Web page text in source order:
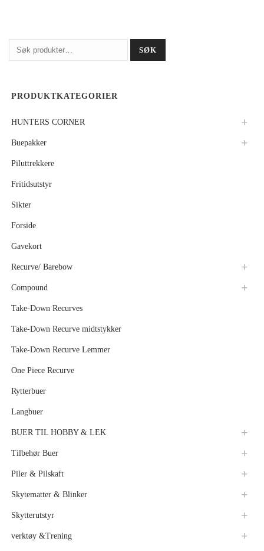
Søk
etter:
SØK
PRODUKTKATEGORIER
HUNTERS CORNER
Buepakker
Piluttrekkere
Fritidsutstyr
Sikter
Forside
Gavekort
Recurve/ Barebow
Compound
Take-Down Recurves
Take-Down Recurve midtstykker
Take-Down Recurve Lemmer
One Piece Recurve
Rytterbuer
Langbuer
BUER TIL HOBBY & LEK
Tilbehør Buer
Piler & Pilskaft
Skytematter & Blinker
Skytterutstyr
verktøy &Trening